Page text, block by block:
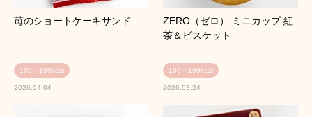
苺のショートケーキサンド
100～199kcal
2026.04.04
ZERO（ゼロ） ミニカップ 紅
茶＆ビスケット
100～199kcal
2026.03.24